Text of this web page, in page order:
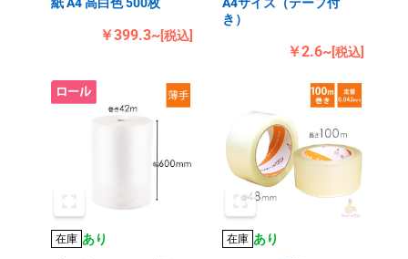
￥399.3~[税込]
き）
￥2.6~[税込]
在庫 あり
在庫 あり